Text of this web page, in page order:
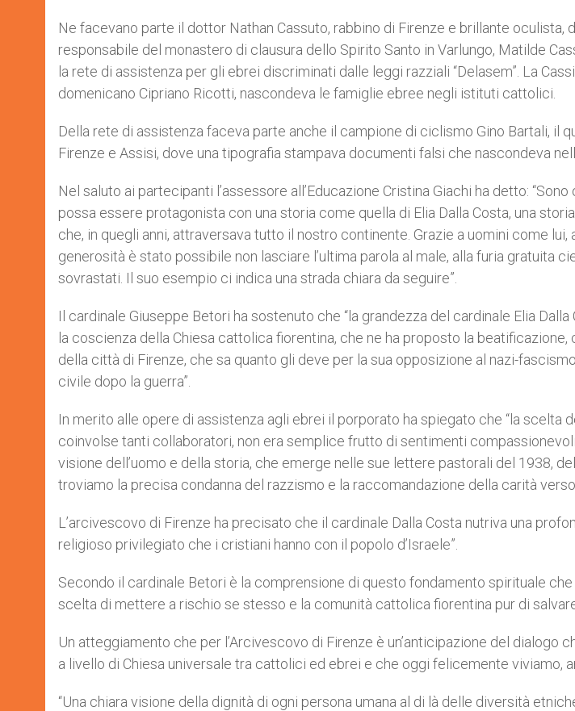
Ne facevano parte il dottor Nathan Cassuto, rabbino di Firenze e brillante oculista,
responsabile del monastero di clausura dello Spirito Santo in Varlungo, Matilde
la rete di assistenza per gli ebrei discriminati dalle leggi razziali “Delasem”. La
domenicano Cipriano Ricotti, nascondeva le famiglie ebree negli istituti cattolici.
Della rete di assistenza faceva parte anche il campione di ciclismo Gino Bartali, il
Firenze e Assisi, dove una tipografia stampava documenti falsi che nascondeva
Nel saluto ai partecipanti l’assessore all’Educazione Cristina Giachi ha detto:
possa essere protagonista con una storia come quella di Elia Dalla Costa, una
che, in quegli anni, attraversava tutto il nostro continente. Grazie a uomini come lui,
generosità è stato possibile non lasciare l’ultima parola al male, alla furia gratuita
sovrastati. Il suo esempio ci indica una strada chiara da seguire”.
Il cardinale Giuseppe Betori ha sostenuto che “la grandezza del cardinale Elia
la coscienza della Chiesa cattolica fiorentina, che ne ha proposto la
della città di Firenze, che sa quanto gli deve per la sua opposizione al nazi-
civile dopo la guerra”.
In merito alle opere di assistenza agli ebrei il porporato ha spiegato che “la scelta
coinvolse tanti collaboratori, non era semplice frutto di sentimenti
visione dell’uomo e della storia, che emerge nelle sue lettere pastorali del 1938,
troviamo la precisa condanna del razzismo e la raccomandazione della carità
L’arcivescovo di Firenze ha precisato che il cardinale Dalla Costa nutriva una
religioso privilegiato che i cristiani hanno con il popolo d’Israele”.
Secondo il cardinale Betori è la comprensione di questo fondamento spirituale
scelta di mettere a rischio se stesso e la comunità cattolica fiorentina pur di
Un atteggiamento che per l’Arcivescovo di Firenze è un’anticipazione del dialogo
a livello di Chiesa universale tra cattolici ed ebrei e che oggi felicemente viviamo,
“Una chiara visione della dignità di ogni persona umana al di là delle diversità